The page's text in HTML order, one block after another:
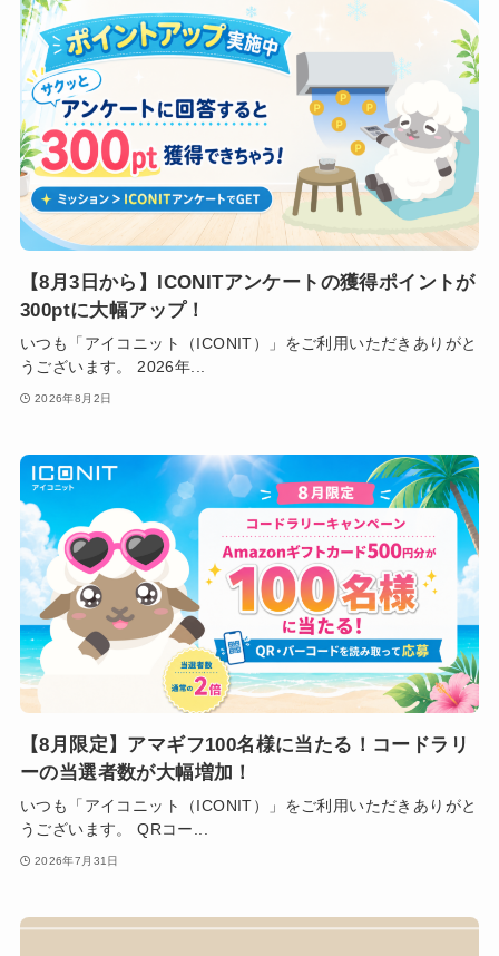
【8月3日から】ICONITアンケートの獲得ポイントが
300ptに大幅アップ！
いつも「アイコニット（ICONIT）」をご利用いただきありがと
うございます。 2026年...
2026年8月2日
【8月限定】アマギフ100名様に当たる！コードラリ
ーの当選者数が大幅増加！
いつも「アイコニット（ICONIT）」をご利用いただきありがと
うございます。 QRコー...
2026年7月31日